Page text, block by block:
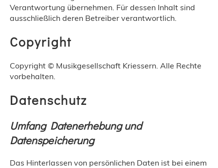
Verantwortung übernehmen. Für dessen Inhalt sind
ausschließlich deren Betreiber verantwortlich.
Copyright
Copyright © Musikgesellschaft Kriessern. Alle Rechte
vorbehalten.
Datenschutz
Umfang Datenerhebung und
Datenspeicherung
Das Hinterlassen von persönlichen Daten ist bei einem